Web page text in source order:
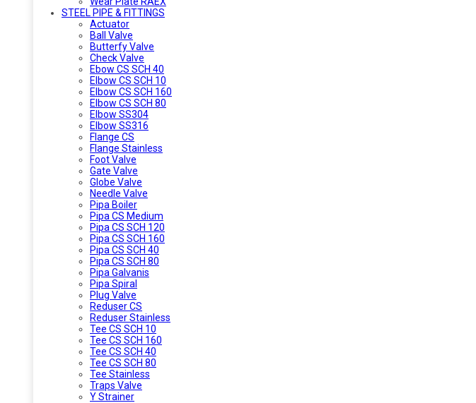
STEEL PIPE & FITTINGS
Actuator
Ball Valve
Butterfy Valve
Check Valve
Ebow CS SCH 40
Elbow CS SCH 10
Elbow CS SCH 160
Elbow CS SCH 80
Elbow SS304
Elbow SS316
Flange CS
Flange Stainless
Foot Valve
Gate Valve
Globe Valve
Needle Valve
Pipa Boiler
Pipa CS Medium
Pipa CS SCH 120
Pipa CS SCH 160
Pipa CS SCH 40
Pipa CS SCH 80
Pipa Galvanis
Pipa Spiral
Plug Valve
Reduser CS
Reduser Stainless
Tee CS SCH 10
Tee CS SCH 160
Tee CS SCH 40
Tee CS SCH 80
Tee Stainless
Traps Valve
Y Strainer